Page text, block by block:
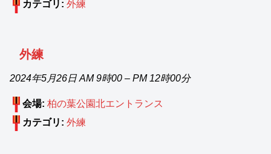
カテゴリ: 外練
外練
2024年5月26日 AM 9時00 – PM 12時00分
会場: 柏の葉公園北エントランス
カテゴリ: 外練